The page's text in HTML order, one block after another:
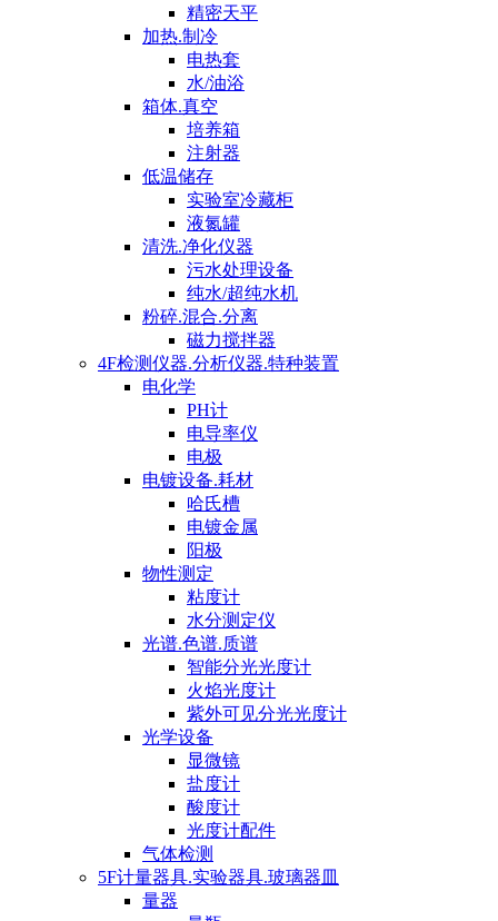
精密天平
加热.制冷
电热套
水/油浴
箱体.真空
培养箱
注射器
低温储存
实验室冷藏柜
液氮罐
清洗.净化仪器
污水处理设备
纯水/超纯水机
粉碎.混合.分离
磁力搅拌器
4F检测仪器.分析仪器.特种装置
电化学
PH计
电导率仪
电极
电镀设备.耗材
哈氏槽
电镀金属
阳极
物性测定
粘度计
水分测定仪
光谱.色谱.质谱
智能分光光度计
火焰光度计
紫外可见分光光度计
光学设备
显微镜
盐度计
酸度计
光度计配件
气体检测
5F计量器具.实验器具.玻璃器皿
量器